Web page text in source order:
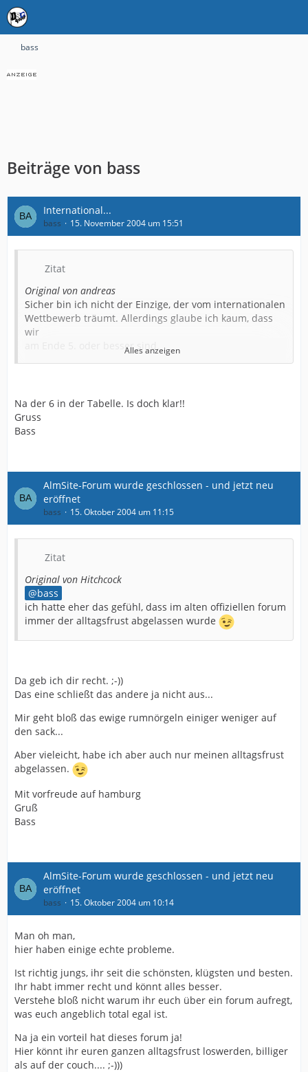
bass
Beiträge von bass
International...
bass 15. November 2004 um 15:51
Zitat
Original von andreas
Sicher bin ich nicht der Einzige, der vom internationalen
Wettbewerb träumt. Allerdings glaube ich kaum, dass
wir
am Ende 5. oder besser sind.
ja nicht sooo unwahrscheinlich). Das Endspiel heisst
Bayern - Werder. Beide qualifizieren sich für die CL.
Wer bekommt dann den UEFA Cup Platz für den
Alles anzeigen
Na der 6 in der Tabelle. Is doch klar!!
Gruss
Bass
AlmSite-Forum wurde geschlossen - und jetzt neu
eröffnet
bass 15. Oktober 2004 um 11:15
Zitat
Original von Hitchcock
bass
ich hatte eher das gefühl, dass im alten offiziellen forum
immer der alltagsfrust abgelassen wurde
Da geb ich dir recht. ;-))
Das eine schließt das andere ja nicht aus...
Mir geht bloß das ewige rumnörgeln einiger weniger auf
den sack...
Aber vieleicht, habe ich aber auch nur meinen alltagsfrust
abgelassen.
Mit vorfreude auf hamburg
Gruß
Bass
AlmSite-Forum wurde geschlossen - und jetzt neu
eröffnet
bass 15. Oktober 2004 um 10:14
Man oh man,
hier haben einige echte probleme.
Ist richtig jungs, ihr seit die schönsten, klügsten und besten.
Ihr habt immer recht und könnt alles besser.
Verstehe bloß nicht warum ihr euch über ein forum aufregt,
was euch angeblich total egal ist.
Na ja ein vorteil hat dieses forum ja!
Hier könnt ihr euren ganzen alltagsfrust loswerden, billiger
als auf der couch.... ;-)))